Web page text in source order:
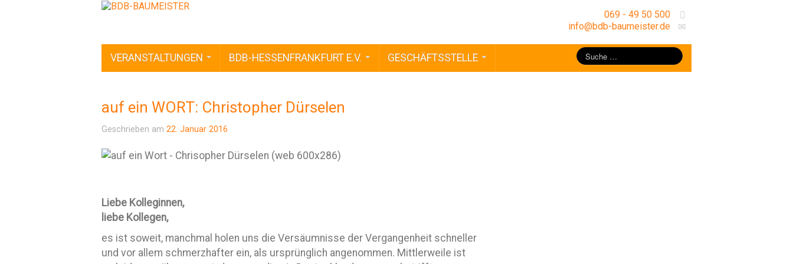
069 - 49 50 500
info@bdb-baumeister.de
VERANSTALTUNGEN BDB-HESSENFRANKFURT E.V. GESCHÄFTSSTELLE
auf ein WORT: Christopher Dürselen
Geschrieben am 22. Januar 2016
Liebe Kolleginnen,
liebe Kollegen,
es ist soweit, manchmal holen uns die Versäumnisse der Vergangenheit schneller
und vor allem schmerzhafter ein, als ursprünglich angenommen. Mittlerweile ist